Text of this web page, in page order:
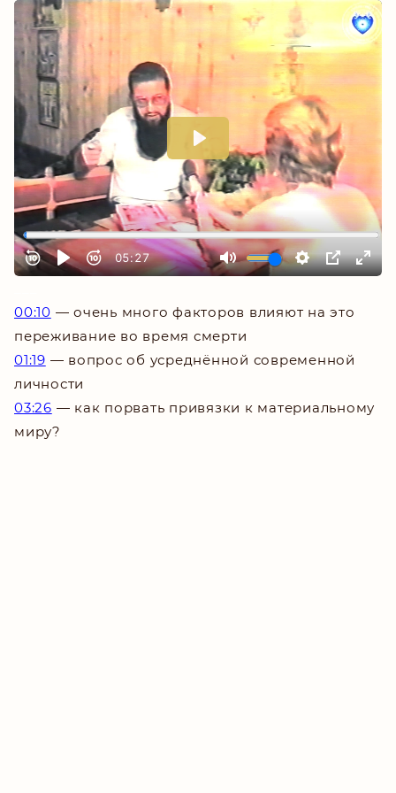
00:10 — очень много факторов влияют на это
переживание во время смерти
01:19 — вопрос об усреднённой современной
личности
03:26 — как порвать привязки к материальному
миру?